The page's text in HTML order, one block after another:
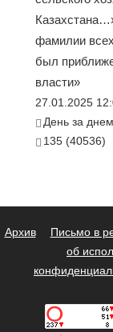
фамилии
был
власти»
27.01.2025
День за днем
135 (40536)
Архив Письмо в
об